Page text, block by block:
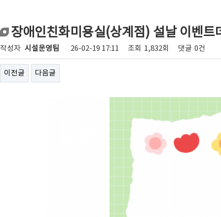
장애인친화미용실(상계점) 설날 이벤트
작성자 시설운영팀 26-02-19 17:11 조회 1,832회 댓글 0건
이전글 다음글